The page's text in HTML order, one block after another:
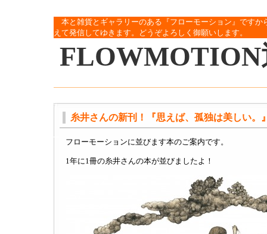
本と雑貨とギャラリーのある『フローモーション』です
えて発信してゆきます。どうぞよろしく御願いします。
FLOWMOTION
糸井さんの新刊！『思えば、孤独は美しい。
フローモーションに並びます本のご案内です。
1年に1冊の糸井さんの本が並びましたよ！